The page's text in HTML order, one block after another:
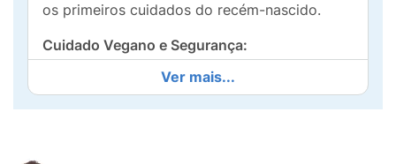
os primeiros cuidados do recém-nascido.
Cuidado Vegano e Segurança:
A fórmula é totalmente
Ver mais...